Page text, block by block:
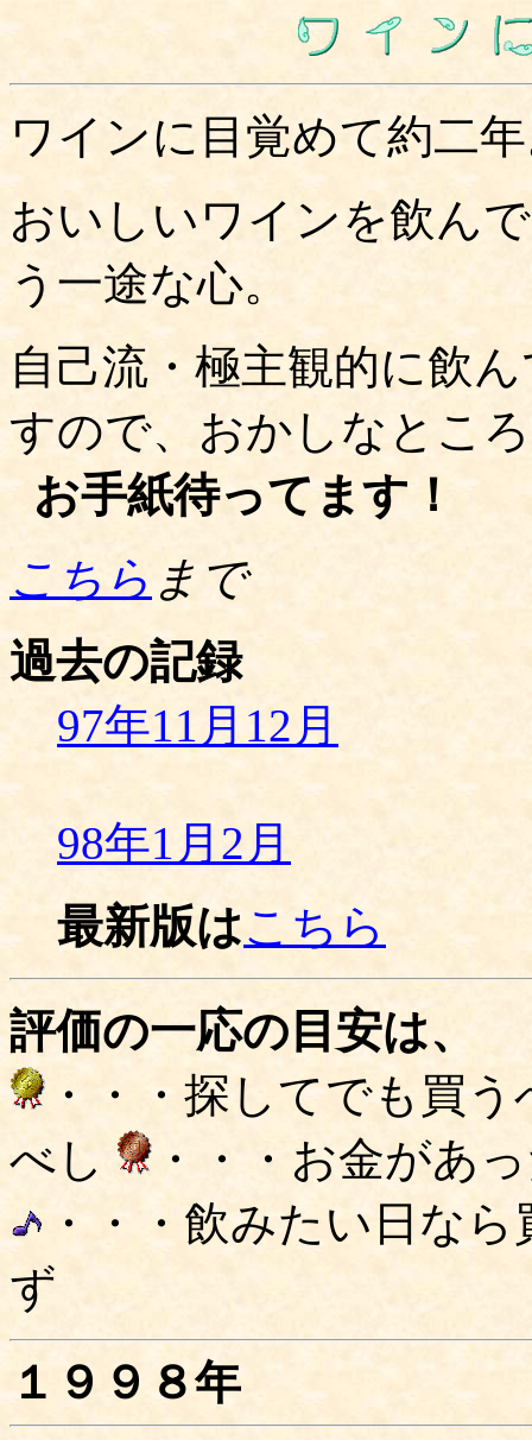
ワインに目覚めて約二
おいしいワインを飲ん
う一途な心。
自己流・極主観的に飲
すので、おかしなとこ
お手紙待ってます！
こちら まで
過去の記録
97年11月12月
98年1月2月
最新版はこちら
評価の一応の目安は、
・・・探してでも買
べし
・・・お金があ
・・・飲みたい日な
ず
１９９８年